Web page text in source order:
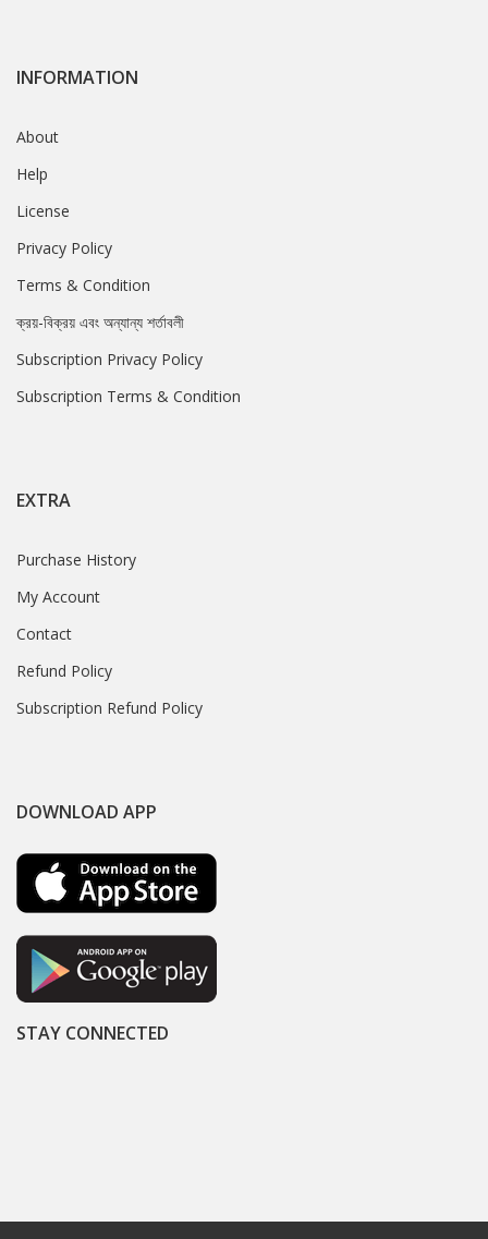
INFORMATION
About
Help
License
Privacy Policy
Terms & Condition
ক্রয়-বিক্রয় এবং অন্যান্য শর্তাবলী
Subscription Privacy Policy
Subscription Terms & Condition
EXTRA
Purchase History
My Account
Contact
Refund Policy
Subscription Refund Policy
DOWNLOAD APP
STAY CONNECTED